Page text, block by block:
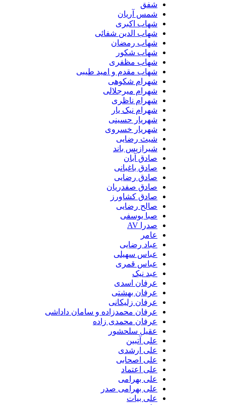
شمس آریان
شهاب اکبری
شهاب الدین شفائی
شهاب رمضان
شهاب شکور
شهاب مظفری
شهاب مقدم و امید طیبی
شهرام شکوهی
شهرام میرجلالی
شهرام ناظری
شهرام نیک یار
شهریار حسینی
شهریار خسروی
شیث رضایی
شیرازیس باند
صادق آبان
صادق باغبانی
صادق رضایی
صادق صفدریان
صادق کشاورز
صالح رضایی
صبا یوسفی
عباد رضایی
عباس سهیلی
عباس قمری
عبد نیک
عرفان اسدی
عرفان بهشتی
عرفان زلیکانی
عرفان محمدزاده و سامان داداشی
عرفان محمدی زاده
عقیل سلحشور
علی آتبین
علی ارشدی
علی اصحابی
علی اعتماد
علی بهرامی
علی بهرامی صدر
علی بیات